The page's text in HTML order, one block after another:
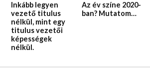
Inkább legyen
vezető titulus
nélkül, mint egy
titulus vezetői
képességek
nélkül.
Az év színe 2020-
ban? Mutatom…